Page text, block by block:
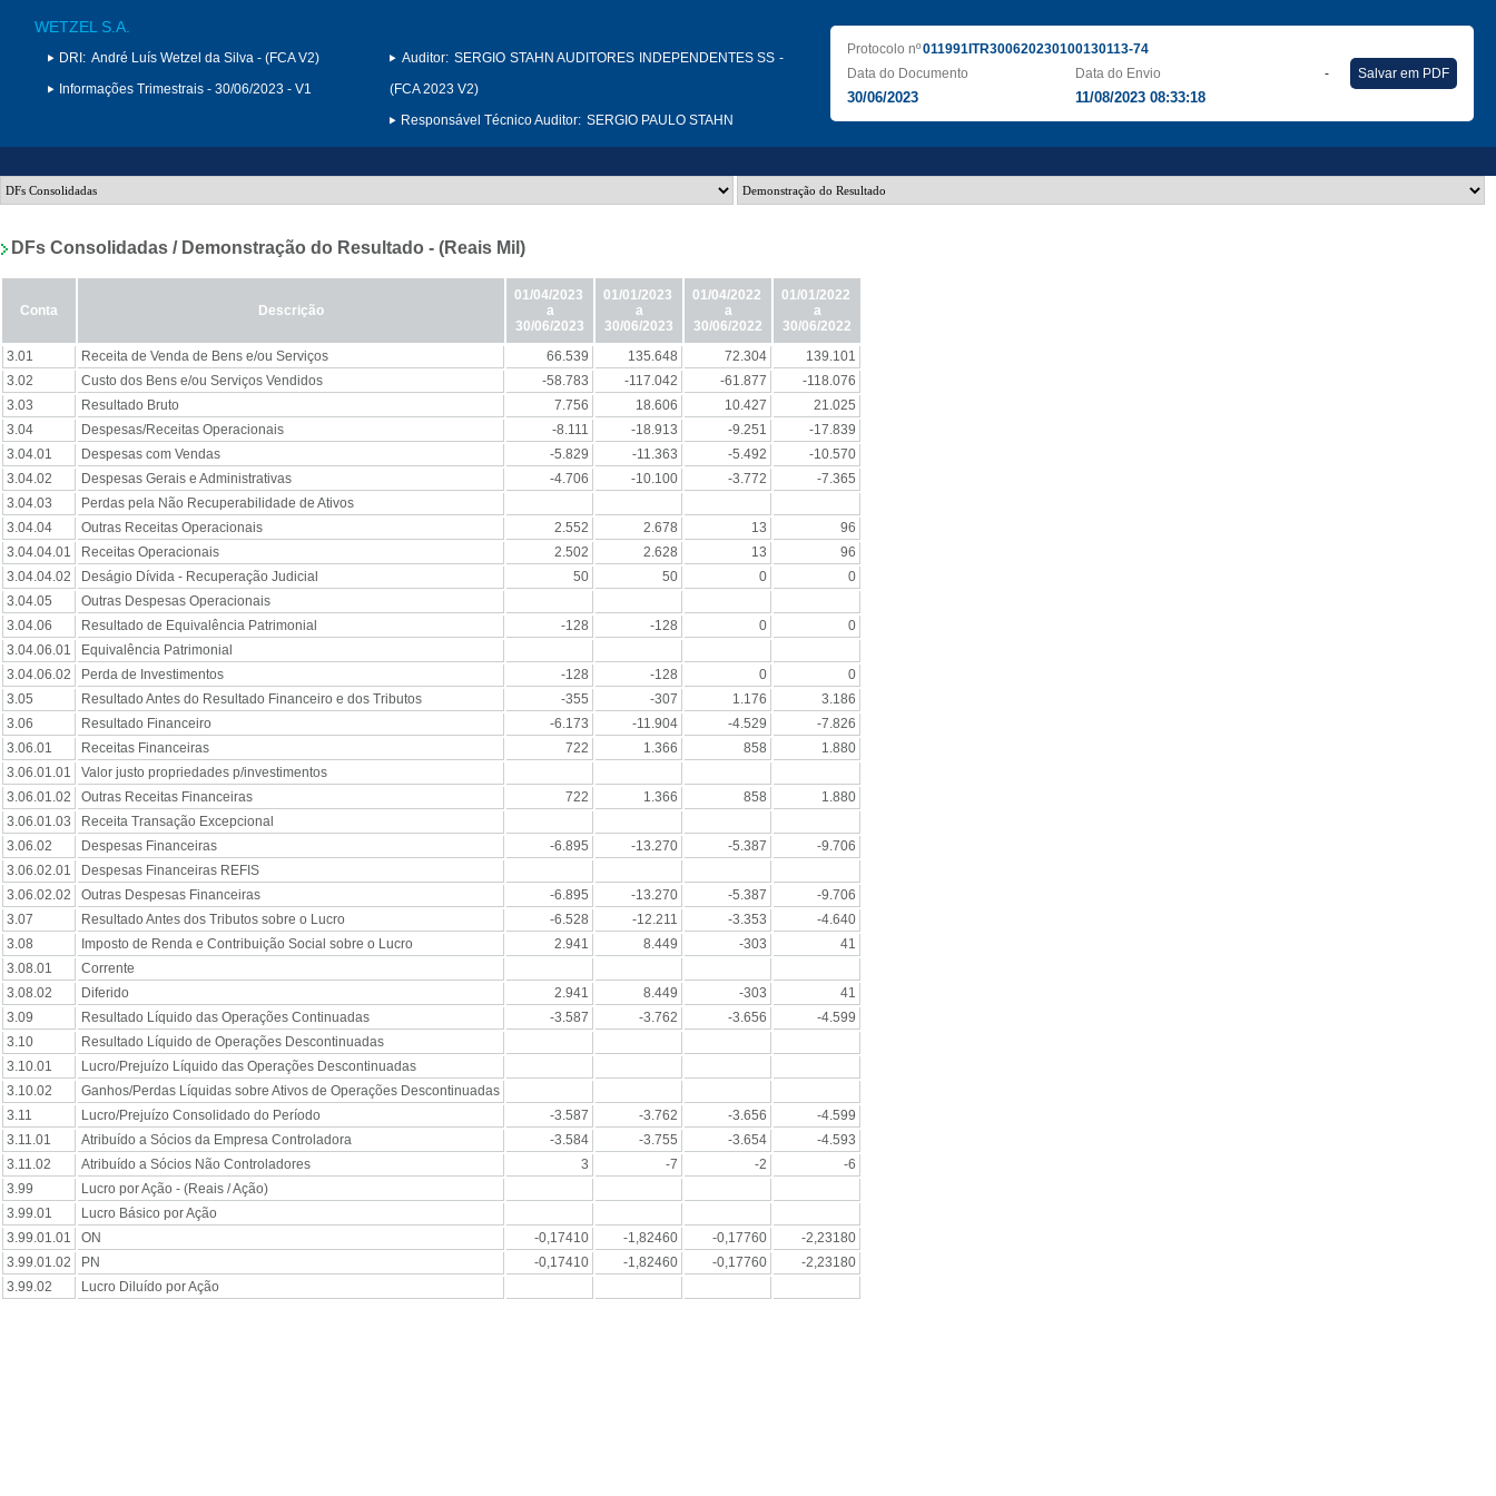
WETZEL S.A.
DRI: André Luís Wetzel da Silva - (FCA V2)
Informações Trimestrais - 30/06/2023 - V1
Auditor: SERGIO STAHN AUDITORES INDEPENDENTES SS -
(FCA 2023 V2)
Responsável Técnico Auditor: SERGIO PAULO STAHN
Protocolo nº011991ITR300620230100130113-74
Data do Documento
30/06/2023
Data do Envio
11/08/2023 08:33:18
- Salvar em PDF